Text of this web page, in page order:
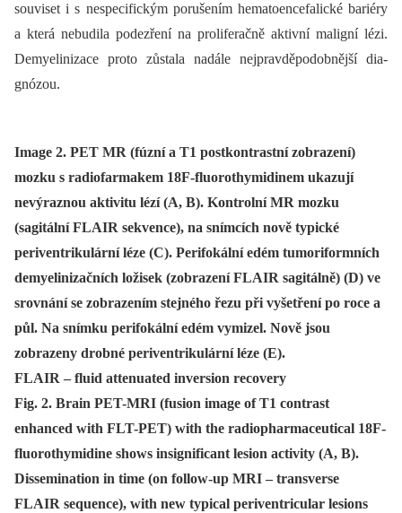
souviset i s nespecifickým porušením hematoencefalické bariéry
a která nebudila podezření na proliferačně aktivní maligní lézi.
Demyelinizace proto zůstala nadále nejpravděpodobnější dia­
gnózou.
Image 2. PET MR (fúzní a T1 postkontrastní zobrazení)
mozku s radiofarmakem 18F-fluorothymidinem ukazují
nevýraznou aktivitu lézí (A, B). Kontrolní MR mozku
(sagitální FLAIR sekvence), na snímcích nově typické
periventrikulární léze (C). Perifokální edém tumoriformních
demyelinizačních ložisek (zobrazení FLAIR sagitálně) (D) ve
srovnání se zobrazením stejného řezu při vyšetření po roce a
půl. Na snímku perifokální edém vymizel. Nově jsou
zobrazeny drobné periventrikulární léze (E).
FLAIR – fluid attenuated inversion recovery
Fig. 2. Brain PET-MRI (fusion image of T1 contrast
enhanced with FLT-PET) with the radiopharmaceutical 18F-
fluorothymidine shows insignificant lesion activity (A, B).
Dissemination in time (on follow-up MRI – transverse
FLAIR sequence), with new typical periventricular lesions